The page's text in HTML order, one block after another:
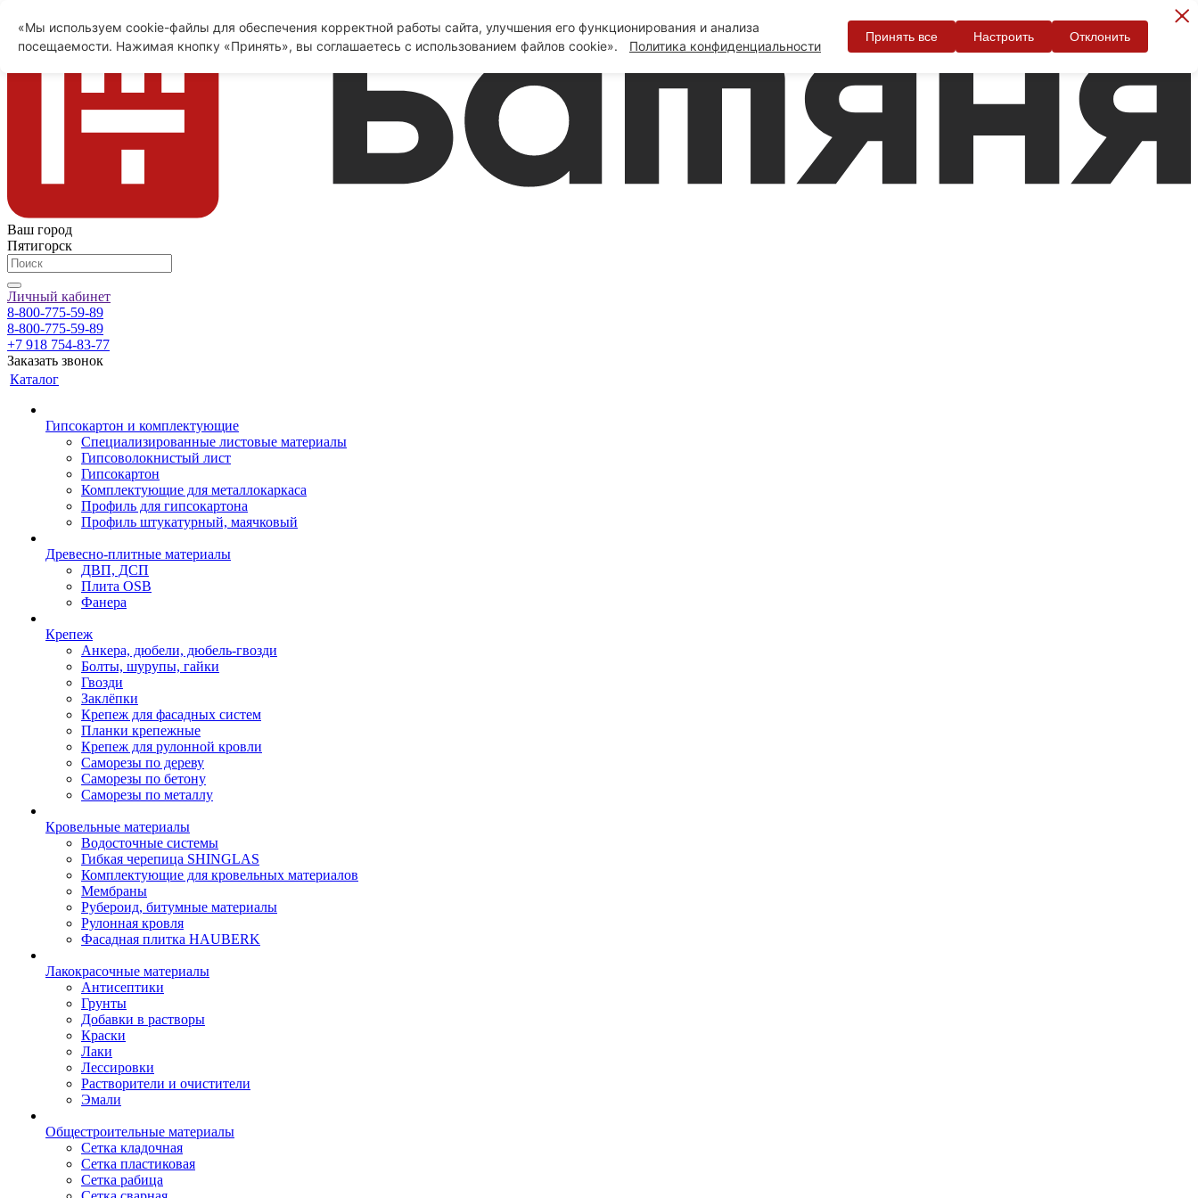
Ваш город
Пятигорск
Личный кабинет
8-800-775-59-89
8-800-775-59-89
+7 918 754-83-77
Заказать звонок
Каталог
Гипсокартон и комплектующие
Специализированные листовые материалы
Гипсоволокнистый лист
Гипсокартон
Комплектующие для металлокаркаса
Профиль для гипсокартона
Профиль штукатурный, маячковый
Древесно-плитные материалы
ДВП, ДСП
Плита OSB
Фанера
Крепеж
Анкера, дюбели, дюбель-гвозди
Болты, шурупы, гайки
Гвозди
Заклёпки
Крепеж для фасадных систем
Планки крепежные
Крепеж для рулонной кровли
Саморезы по дереву
Саморезы по бетону
Саморезы по металлу
Кровельные материалы
Водосточные системы
Гибкая черепица SHINGLAS
Комплектующие для кровельных материалов
Мембраны
Рубероид, битумные материалы
Рулонная кровля
Фасадная плитка HAUBERK
Лакокрасочные материалы
Антисептики
Грунты
Добавки в растворы
Краски
Лаки
Лессировки
Растворители и очистители
Эмали
Общестроительные материалы
Сетка кладочная
Сетка пластиковая
Сетка рабица
«Мы используем cookie-файлы для обеспечения корректной работы сайта, улучшения его функционирования и анализа
посещаемости. Нажимая кнопку «Принять», вы соглашаетесь с использованием файлов cookie».
Политика конфиденциальности
Принять все Настроить Отклонить